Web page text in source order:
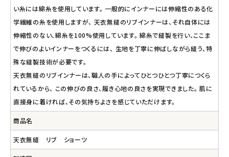
い糸には綿糸を使用しています。 一般的にインナーには伸縮性のある化
学繊維の糸を使用しますが、 天衣無縫のリブインナーは、それ自体には
伸縮性のない、綿糸を100%使用しています。 綿糸で縫製を行い、ここま
で伸びのよいインナーをつくるには、 生地を丁寧に伸ばしながら縫う、特
殊な縫製技術が必要です。
天衣無縫のリブインナーは、職人の手によってひとつひとつ丁寧につくら
れているから、 この伸びの良さ、履き心地の良さを実現できました。 肌に
直接身に着ければ、その気持ちよさを感じていただけます。
商品名
天衣無縫 リブ ショーツ